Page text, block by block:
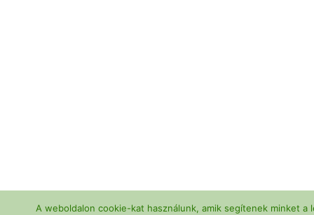
A weboldalon cookie-kat használunk, amik segítenek minket